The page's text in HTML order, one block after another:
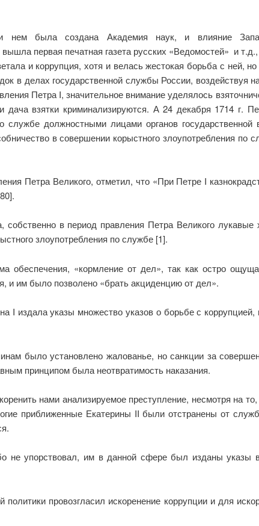
нем была создана Академия наук, и влияние
первая печатная газета русских «Ведомостей» и
и коррупция, хотя и велась жестокая борьба с ней,
в делах государственной службы России, воздействуя
Петра I, значительное внимание уделялось
дача взятки криминализируются. А 24 декабря 1714 г.
службе должностными лицами органов
в совершении корыстного злоупотребления
Петра Великого, отметил, что «При Петре I
в период правления Петра Великого
злоупотребления по службе [1].
обеспечения, «кормление от дел», так как остро
и им было позволено «брать акциденцию от дел».
I издала указы множество указов о борьбе с
было установлено жалованье, но санкции за
принципом была неотвратимость наказания.
нами анализируемое преступление, несмотря на
приближенные Екатерины II были отстранены от
не упорствовал, им в данной сфере был изданы указы
политики провозгласил искоренение коррупции и для